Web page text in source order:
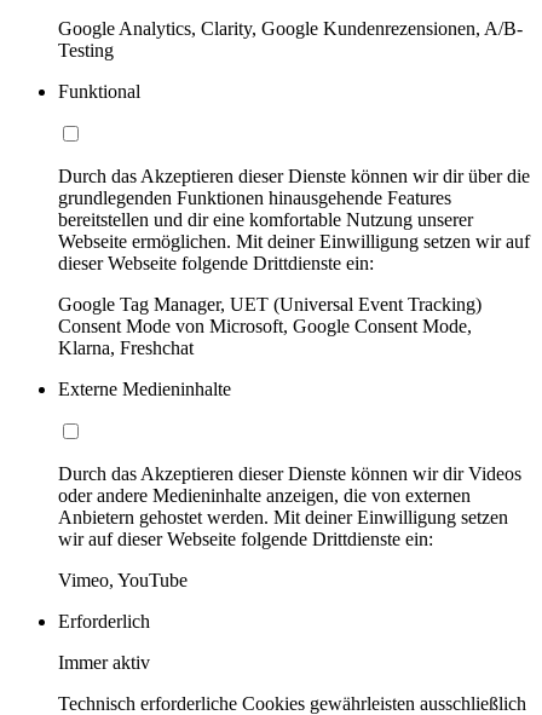
Google Analytics, Clarity, Google Kundenrezensionen, A/B-
Testing
Funktional
Durch das Akzeptieren dieser Dienste können wir dir über die
grundlegenden Funktionen hinausgehende Features
bereitstellen und dir eine komfortable Nutzung unserer
Webseite ermöglichen. Mit deiner Einwilligung setzen wir auf
dieser Webseite folgende Drittdienste ein:
Google Tag Manager, UET (Universal Event Tracking)
Consent Mode von Microsoft, Google Consent Mode,
Klarna, Freshchat
Externe Medieninhalte
Durch das Akzeptieren dieser Dienste können wir dir Videos
oder andere Medieninhalte anzeigen, die von externen
Anbietern gehostet werden. Mit deiner Einwilligung setzen
wir auf dieser Webseite folgende Drittdienste ein:
Vimeo, YouTube
Erforderlich
Immer aktiv
Technisch erforderliche Cookies gewährleisten ausschließlich